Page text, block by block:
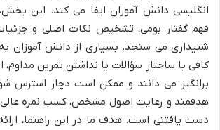
انگلیسی دانش آموزان ایفا می کند. این بخش،
فهم گفتار بومی، تشخیص نکات اصلی و
شنیداری می سنجد. بسیاری از دانش آموزان
کافی با ساختار سؤالات یا نداشتن تمرین
برانگیز می دانند و ممکن است دچار استرس
هدفمند و رعایت اصول مشخص، کسب نمره
دست یافتنی است. هدف ما در این راهنما،